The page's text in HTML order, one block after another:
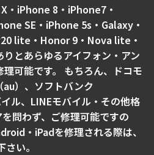
・iPhone 8・iPhone7・
SE・iPhone 5s・Galaxy・
lite・Honor 9・Nova lite・
とあらゆるアイフォン・アン
可能です。 もちろん、ドコモ
au）、ソフトバンク
ル、LINEモバイル・その他格
問わず、ご修理可能ですの
・iPadを修理される際は、
さい。